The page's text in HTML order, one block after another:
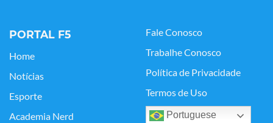
PORTAL F5
Home
Notícias
Esporte
Academia Nerd
Fale Conosco
Trabalhe Conosco
Política de Privacidade
Termos de Uso
Portuguese